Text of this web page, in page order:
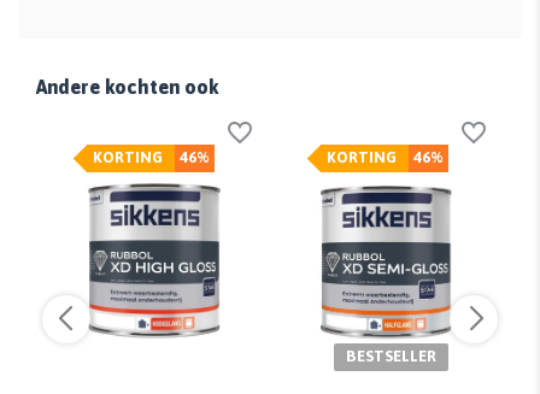
Andere kochten ook
46%
KORTING 46%
KORTING
BESTSELLER